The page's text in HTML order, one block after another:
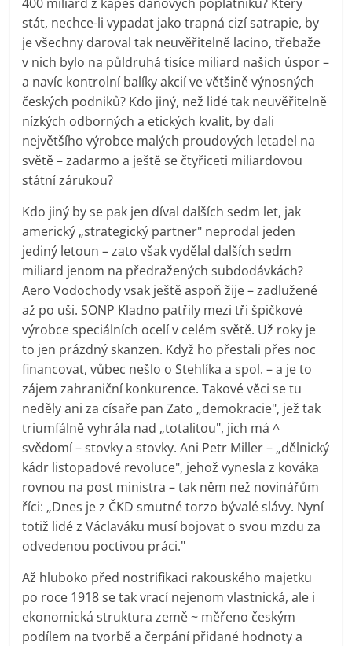
stát, nechce-li vypadat jako trapná cizí satrapie, by
je všechny daroval tak neuvěřitelně lacino, třebaže
v nich bylo na půldruhá tisíce miliard našich úspor –
a navíc kontrolní balíky akcií ve většině výnosných
českých podniků? Kdo jiný, než lidé tak neuvěřitelně
nízkých odborných a etických kvalit, by dali
největšího výrobce malých proudových letadel na
světě – zadarmo a ještě se čtyřiceti miliardovou
státní zárukou?
Kdo jiný by se pak jen díval dalších sedm let, jak
americký „strategický partner" neprodal jeden
jediný letoun – zato však vydělal dalších sedm
miliard jenom na předražených subdodávkách?
Aero Vodochody vsak ještě aspoň žije – zadlužené
až po uši. SONP Kladno patřily mezi tři špičkové
výrobce speciálních ocelí v celém světě. Už roky je
to jen prázdný skanzen. Když ho přestali přes noc
financovat, vůbec nešlo o Stehlíka a spol. – a je to
zájem zahraniční konkurence. Takové věci se tu
neděly ani za císaře pan Zato „demokracie", jež tak
triumfálně vyhrála nad „totalitou", jich má ^
svědomí – stovky a stovky. Ani Petr Miller – „dělnický
kádr listopadové revoluce", jehož vynesla z kováka
rovnou na post ministra – tak něm než novinářům
říci: „Dnes je z ČKD smutné torzo bývalé slávy. Nyní
totiž lidé z Václaváku musí bojovat o svou mzdu za
odvedenou poctivou práci."
Až hluboko před nostrifikaci rakouského majetku
po roce 1918 se tak vrací nejenom vlastnická, ale i
ekonomická struktura země ~ měřeno českým
podílem na tvorbě a čerpání přidané hodnoty a